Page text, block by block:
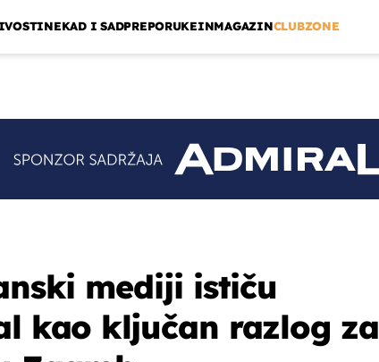
NEKAD I SADPREPORUKEINMAGAZINCLUBZONE
mediji ističu
kao ključan razlog za